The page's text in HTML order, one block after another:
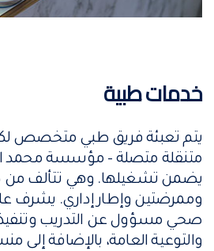
خدمات طبية
يتم تعبئة فريق طبي متخصص
متنقلة متصلة – مؤسسة محمد
يضمن تشغيلها. وهي تتألف من
وممرضتين وإطار إداري. يشرف
صحي مسؤول عن التدريب وتنفيذ
والتوعية العامة، بالإضافة